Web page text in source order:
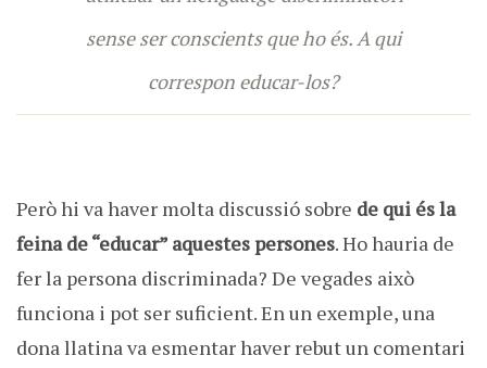
sense ser conscients que ho és. A qui
correspon educar-los?
Però hi va haver molta discussió sobre de qui és la
feina de “educar” aquestes persones. Ho hauria de
fer la persona discriminada? De vegades això
funciona i pot ser suficient. En un exemple, una
dona llatina va esmentar haver rebut un comentari